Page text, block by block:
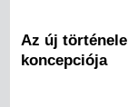
Az új
koncepciója